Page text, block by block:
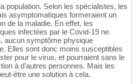
population. Selon les spécialistes, les
asymptomatiques formeraient un
de la maladie. En effet, les
infectées par le Covid-19 ne
aucun symptôme physique
Elles sont donc moins susceptibles
pour le virus, et pourraient sans le
à d'autres personnes. Mais les
être une solution à cela.